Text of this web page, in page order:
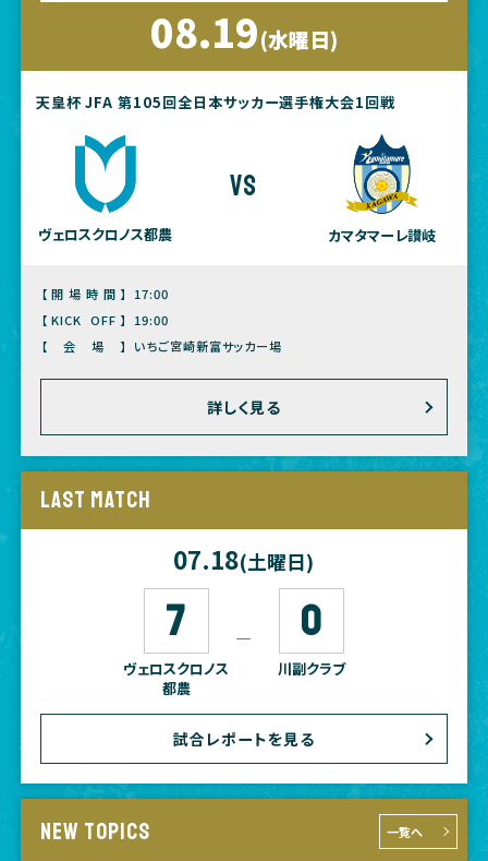
08.19(水曜日)
天皇杯 JFA 第105回全日本サッカー選手権大会1回戦
ヴェロスクロノス都農
vs
カマタマーレ讃岐
【開場時間】
17:00
【KICK OFF】
19:00
【会場】
いちご宮崎新富サッカー場
詳しく見る
LAST MATCH
07.18(土曜日)
7
ヴェロスクロノス
都農
― 0
川副クラブ
試合レポートを見る
NEW TOPICS 一覧へ